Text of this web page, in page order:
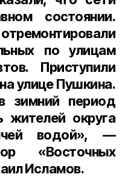
состоянии.
по улицам
Приступили
улице Пушкина.
зимний период
жителей округа
водой», —
«Восточных
Исламов.